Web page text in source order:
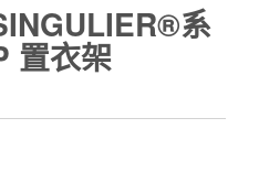
系
置衣架